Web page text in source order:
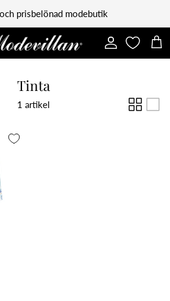
prisbelönad modebutik
Konto
Tinta
1 artikel